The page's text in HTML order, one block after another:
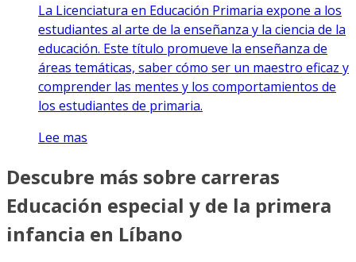
La Licenciatura en Educación Primaria expone a los
estudiantes al arte de la enseñanza y la ciencia de la
educación. Este título promueve la enseñanza de
áreas temáticas, saber cómo ser un maestro eficaz y
comprender las mentes y los comportamientos de
los estudiantes de primaria.
Lee mas
Descubre más sobre carreras
Educación especial y de la primera
infancia en Líbano